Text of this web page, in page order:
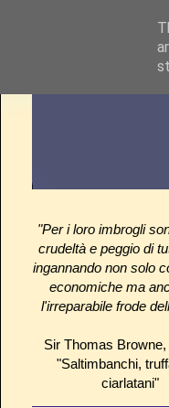
"Per i loro imbrogli
crudeltà e peggio di
ingannando non solo
economiche ma
l'irreparabile frode
Sir Thomas Browne,
"Saltimbanchi,
ciarlatani"